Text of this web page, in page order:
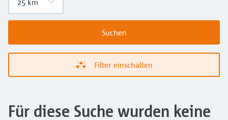
Suchen
Filter einschalten
Für diese Suche wurden keine